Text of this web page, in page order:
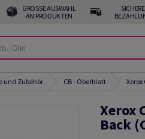
GROSSE AUSWAHL A
N PRODUKTEN
SICHERE
und Zubehör CB - Oberblatt
Xerox
Back